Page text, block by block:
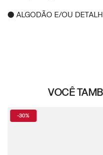
● ALGODÃO E/OU
VOCÊ
-30%